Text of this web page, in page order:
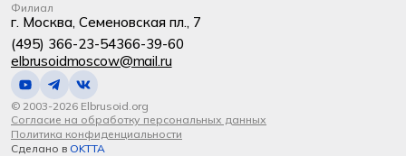
Филиал
г. Москва, Семеновская пл., 7
(495) 366-23-54366-39-60
elbrusoidmoscow@mail.ru
© 2003-2026 Elbrusoid.org
Согласие на обработку персональных данных
Политика конфиденциальности
Сделано в OKTTA